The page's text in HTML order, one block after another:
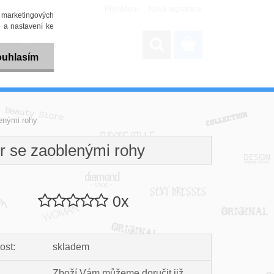
a nastavení ke
Velkoobchod
rohy
se zaoblenými rohy
0x
skladem